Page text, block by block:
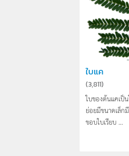
ใบแค
(3,811)
ใบของต้นแคเป็
ย่อยมีขนาดเล็ก
ขอบใบเรียบ ...